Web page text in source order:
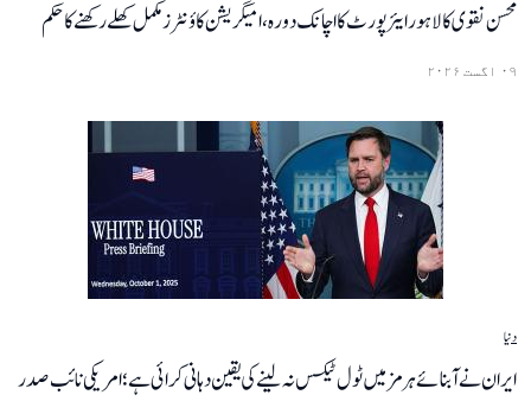
محسن نقوی کا لاہور ایئرپورٹ کا اچانک دورہ، امیگریشن کاؤنٹرز مکمل کھلے رکھنے کا حکم
۰۹ اگست ۲۰۲۶
دنیا
ایران نے آبنائے ہرمز میں ٹول ٹیکس نہ لینے کی یقین دہانی کرائی ہے؛ امریکی نائب صدر